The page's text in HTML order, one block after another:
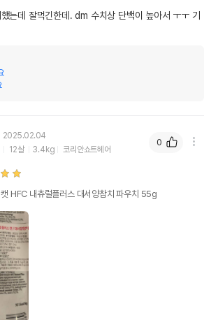
는데 잘먹긴한데. dm 수치상 단백이 높아서 ㅜㅜ 기
2025.02.04
12살 3.4kg 코리안쇼트헤어
HFC 내츄럴플러스 대서양참치 파우치 55g
0